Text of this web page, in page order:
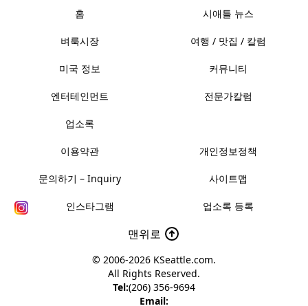
홈 시애틀 뉴스
벼룩시장 여행 / 맛집 / 칼럼
미국 정보 커뮤니티
엔터테인먼트 전문가칼럼
업소록
이용약관 개인정보정책
문의하기 – Inquiry 사이트맵
인스타그램 업소록 등록
맨위로
© 2006-2026 KSeattle.com.
All Rights Reserved.
Tel:(206) 356-9694
Email: